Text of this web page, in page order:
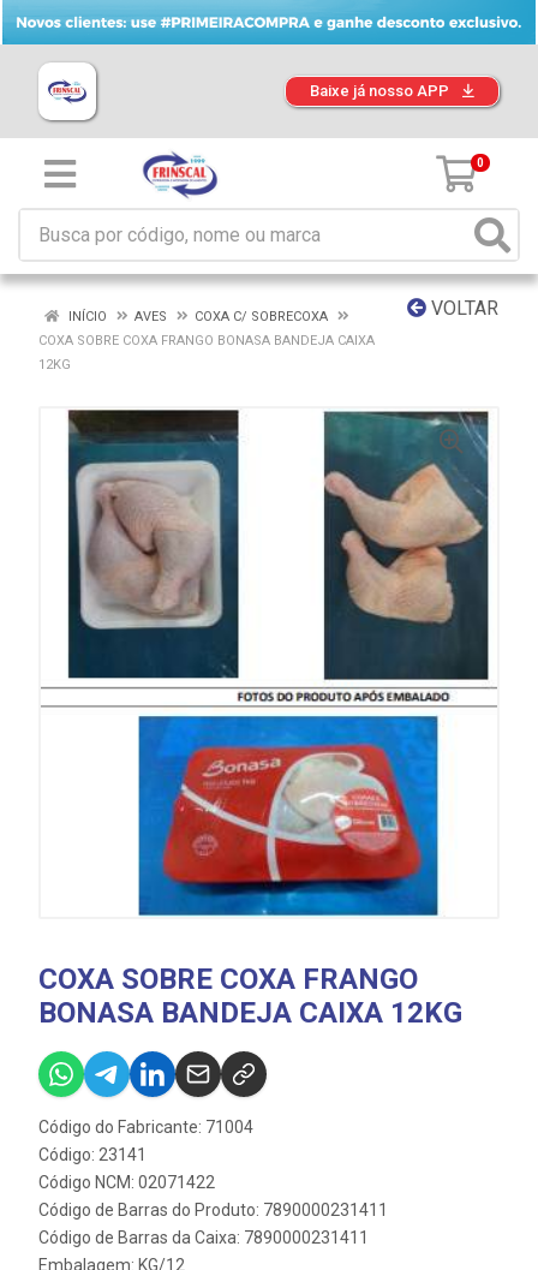
Baixe já nosso APP
0
VOLTAR
INÍCIO AVES
COXA C/ SOBRECOXA
COXA SOBRE COXA FRANGO BONASA BANDEJA CAIXA
12KG
COXA SOBRE COXA FRANGO
BONASA BANDEJA CAIXA 12KG
Código do Fabricante: 71004
Código: 23141
Código NCM: 02071422
Código de Barras do Produto: 7890000231411
Código de Barras da Caixa: 7890000231411
Embalagem: KG/12